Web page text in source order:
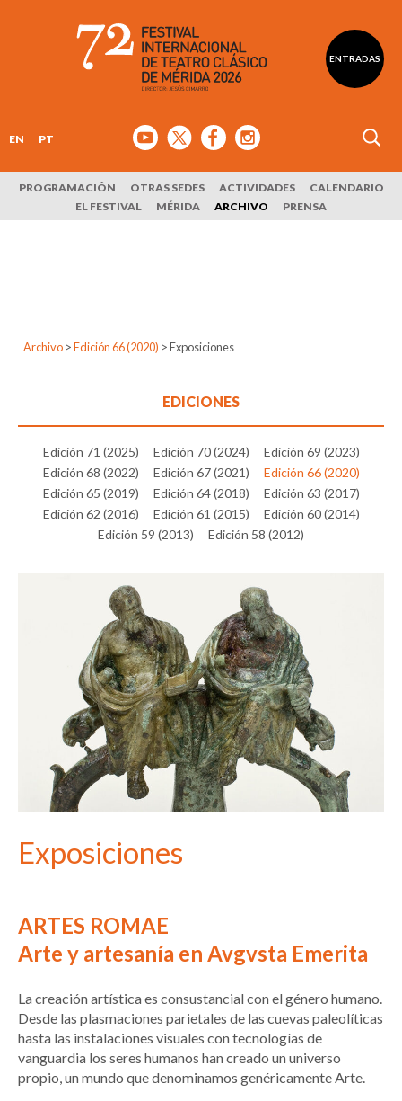
ENTRADAS
EN PT
PROGRAMACIÓN OTRAS SEDES ACTIVIDADES
CALENDARIO
EL FESTIVAL
MÉRIDA ARCHIVO PRENSA
Archivo > Edición 66 (2020) >Exposiciones
EDICIONES
Edición 71 (2025) Edición 70 (2024)
Edición 69 (2023)
Edición 68 (2022)
Edición 67 (2021)
Edición 66 (2020)
Edición 65 (2019)
Edición 64 (2018)
Edición 63 (2017)
Edición 62 (2016)
Edición 61 (2015)
Edición 60 (2014)
Edición 59 (2013)
Edición 58 (2012)
Exposiciones
ARTES ROMAE
Arte y artesanía en Avgvsta Emerita
La creación artística es consustancial con el género humano.
Desde las plasmaciones parietales de las cuevas paleolíticas
hasta las instalaciones visuales con tecnologías de
vanguardia los seres humanos han creado un universo
propio, un mundo que denominamos genéricamente Arte.